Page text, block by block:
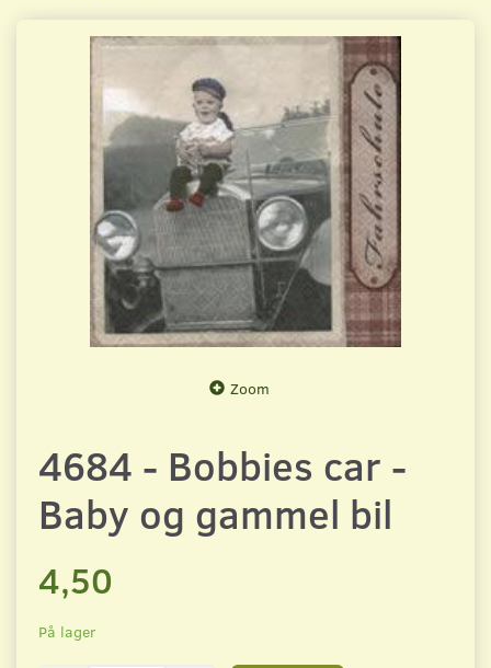
Zoom
4684 - Bobbies car -
Baby og gammel bil
4,50
På lager